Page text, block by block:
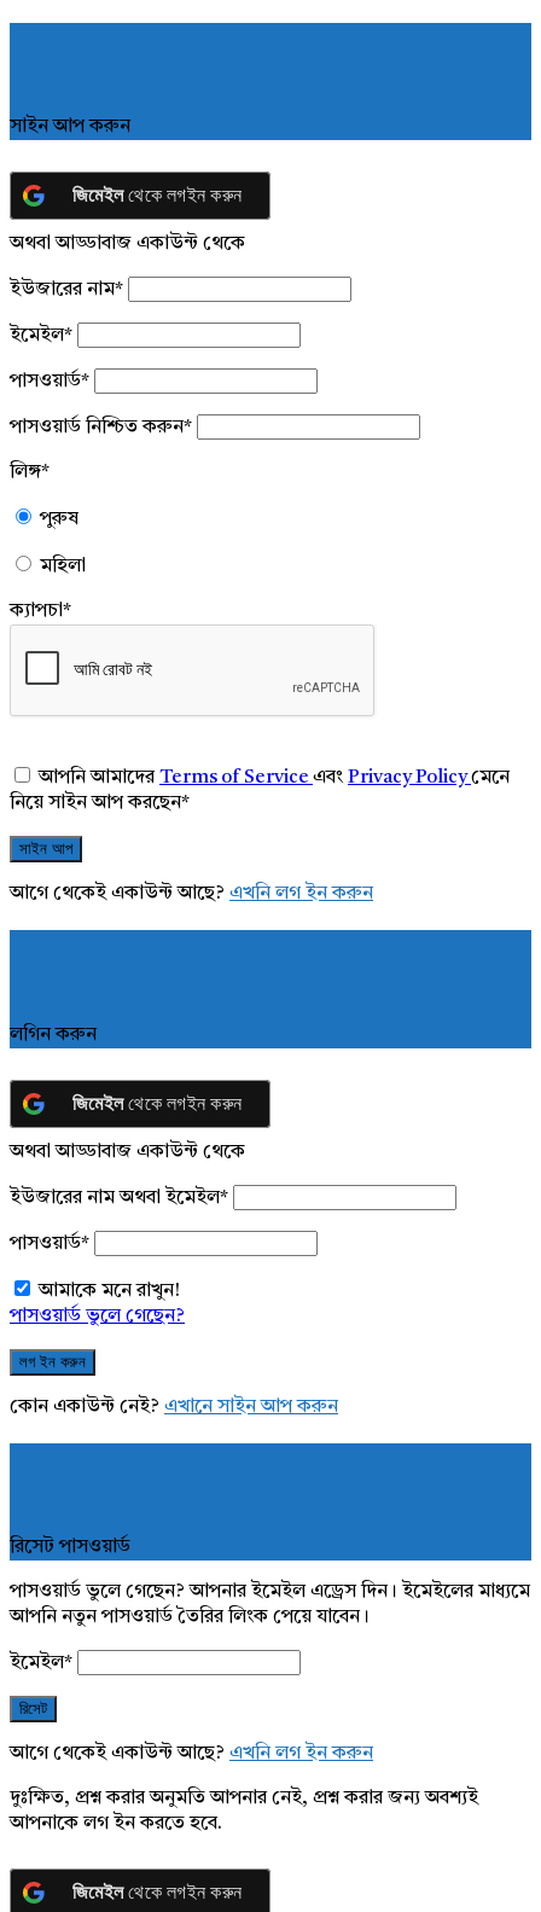
সাইন আপ করুন
জিমেইলথেকে লগইন করুন
অথবা আড্ডাবাজ একাউন্ট থেকে
ইউজারের নাম*
ইমেইল*
পাসওয়ার্ড*
পাসওয়ার্ড নিশ্চিত করুন*
লিঙ্গ*
পুরুষ
মহিলা
ক্যাপচা*
আপনি আমাদেরTerms of Service এবং Privacy Policyমেনে
নিয়ে সাইন আপ করছেন*
আগে থেকেই একাউন্ট আছে? এখনি লগ ইন করুন
লগিন করুন
জিমেইলথেকে লগইন করুন
অথবা আড্ডাবাজ একাউন্ট থেকে
ইউজারের নাম অথবা ইমেইল*
পাসওয়ার্ড*
আমাকে মনে রাখুন!
পাসওয়ার্ড ভুলে গেছেন?
কোন একাউন্ট নেই? এখানে সাইন আপ করুন
রিসেট পাসওয়ার্ড
পাসওয়ার্ড ভুলে গেছেন? আপনার ইমেইল এড্রেস দিন। ইমেইলের মাধ্যমে
আপনি নতুন পাসওয়ার্ড তৈরির লিংক পেয়ে যাবেন।
ইমেইল*
আগে থেকেই একাউন্ট আছে? এখনি লগ ইন করুন
দুঃক্ষিত, প্রশ্ন করার অনুমতি আপনার নেই, প্রশ্ন করার জন্য অবশ্যই
আপনাকে লগ ইন করতে হবে.
জিমেইলথেকে লগইন করুন